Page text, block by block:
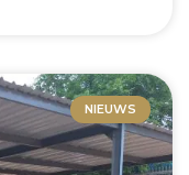
NIEUWS